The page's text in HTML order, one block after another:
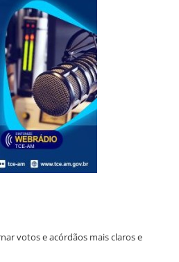
votos e acórdãos mais claros e